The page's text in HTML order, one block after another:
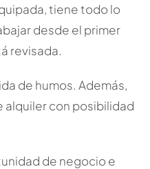
tiene todo lo
desde el primer
revisada.
de humos. Además,
alquiler con posibilidad
de negocio e